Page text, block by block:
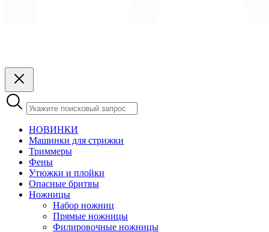
НОВИНКИ
Машинки для стрижки
Триммеры
Фены
Утюжки и плойки
Опасные бритвы
Ножницы
Набор ножниц
Прямые ножницы
Филировочные ножницы